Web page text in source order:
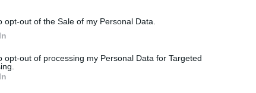
opt-out of the Sale of my Personal Data.
opt-out of processing my Personal Data for Targeted
noto come cellulite, e le strategie per
integratori e creme.